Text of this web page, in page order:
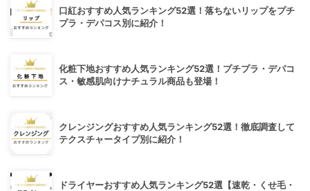
口紅おすすめ人気ランキング52選！落ちないリップをプチ
プラ・デパコス別に紹介！
化粧下地おすすめ人気ランキング52選！プチプラ・デパコ
ス・敏感肌向けナチュラル商品も登場！
クレンジングおすすめ人気ランキング52選！徹底調査して
テクスチャータイプ別に紹介！
ドライヤーおすすめ人気ランキング52選【速乾・くせ毛・